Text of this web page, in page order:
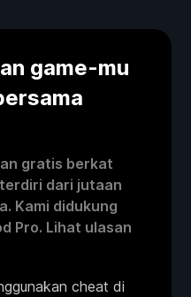
game-mu
gratis berkat
dari jutaan
Kami didukung
Pro. Lihat ulasan
cheat di